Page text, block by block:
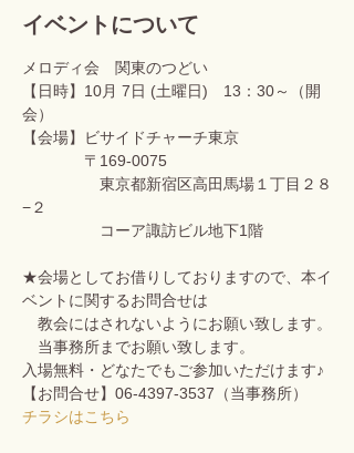
イベントについて
メロディ会　関東のつどい
【日時】10月 7日 (土曜日)　13：30～（開
会）
【会場】ビサイドチャーチ東京
〒169-0075
東京都新宿区高田馬場１丁目２８
−２
コーア諏訪ビル地下1階
★会場としてお借りしておりますので、本イ
ベントに関するお問合せは
教会にはされないようにお願い致します。
当事務所までお願い致します。
入場無料・どなたでもご参加いただけます♪
【お問合せ】06-4397-3537（当事務所）
チラシはこちら